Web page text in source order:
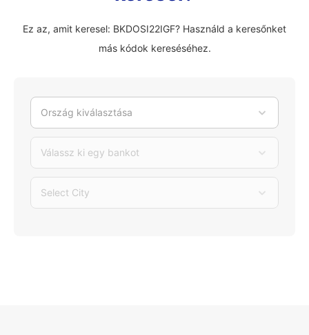
Ez az, amit keresel: BKDOSI22IGF? Használd a keresőnket
más kódok kereséséhez.
Ország kiválasztása
Válassz ki egy bankot
Select City